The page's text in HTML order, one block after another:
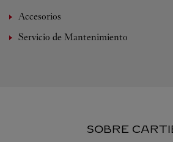
Accesorios
Servicio de Mantenimiento
SOBRE